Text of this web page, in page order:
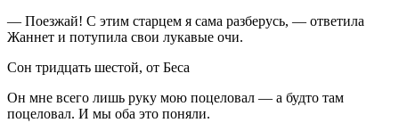
— Поезжай! С этим старцем я сама разберусь, — ответила
Жаннет и потупила свои лукавые очи.
Сон тридцать шестой, от Беса
Он мне всего лишь руку мою поцеловал — а будто там
поцеловал. И мы оба это поняли.